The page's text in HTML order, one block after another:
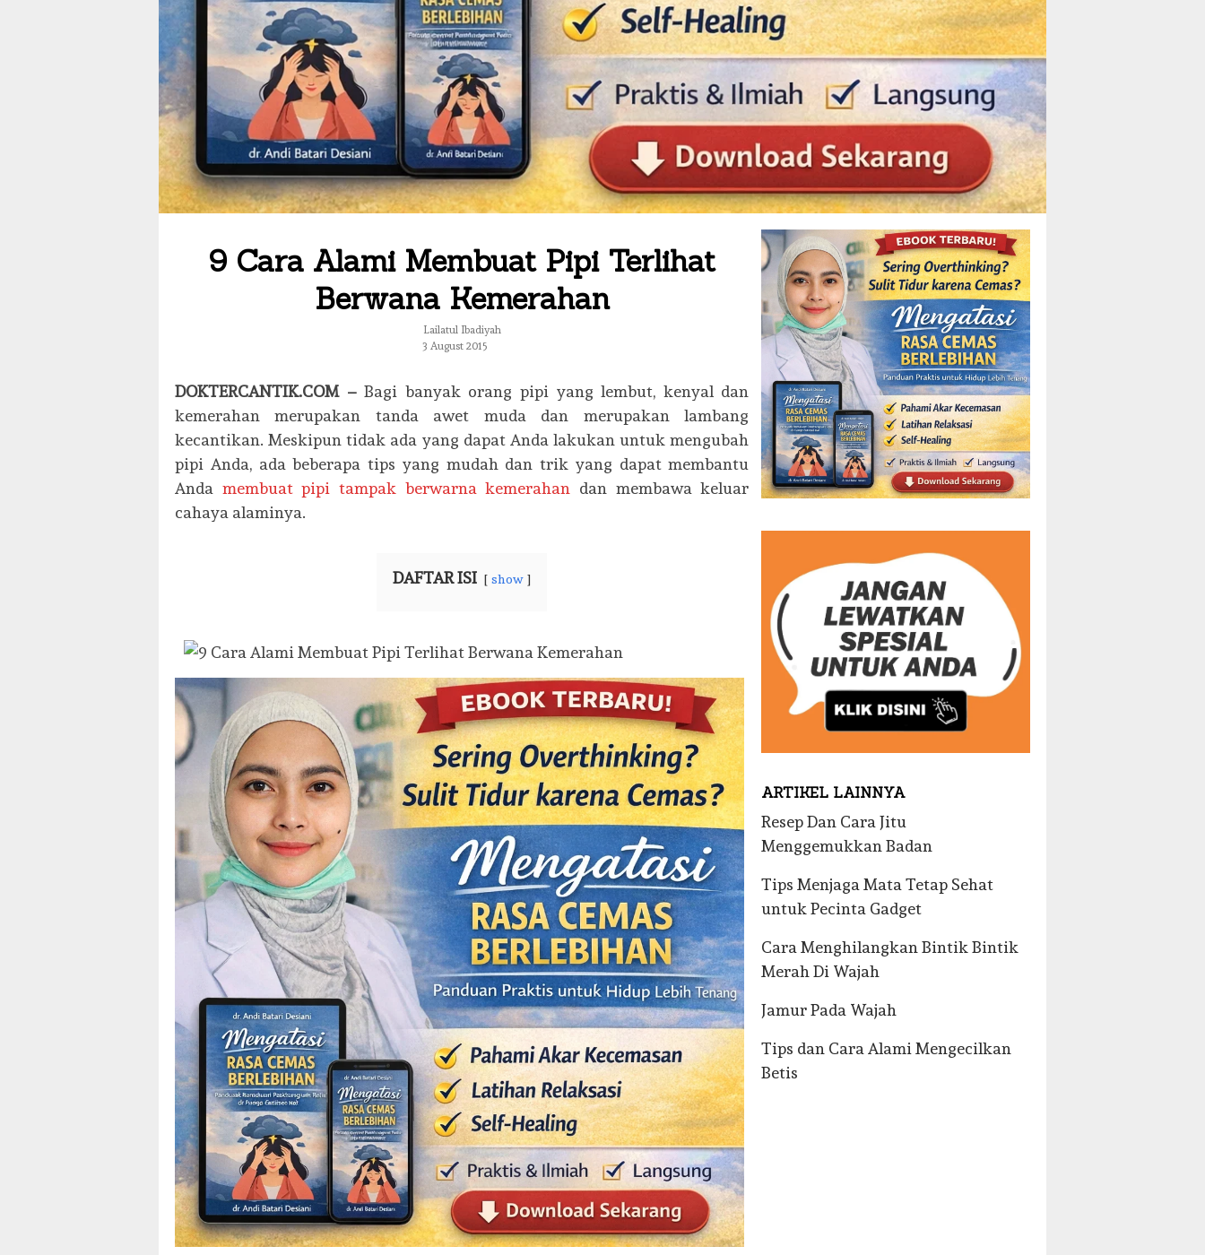
9 Cara Alami Membuat Pipi Terlihat
Berwana Kemerahan
Lailatul Ibadiyah
3 August 2015
DOKTERCANTIK.COM –Bagi banyak orang pipi yang lembut, kenyal dan
kemerahan merupakan tanda awet muda dan merupakan lambang
kecantikan. Meskipun tidak ada yang dapat Anda lakukan untuk mengubah
pipi Anda, ada beberapa tips yang mudah dan trik yang dapat membantu
Anda membuat pipi tampak berwarna kemerahan dan membawa keluar
cahaya alaminya.
DAFTAR ISI show
ARTIKEL LAINNYA
Resep Dan Cara Jitu
Menggemukkan Badan
Tips Menjaga Mata Tetap Sehat
untuk Pecinta Gadget
Cara Menghilangkan Bintik Bintik
Merah Di Wajah
Jamur Pada Wajah
Tips dan Cara Alami Mengecilkan
Betis